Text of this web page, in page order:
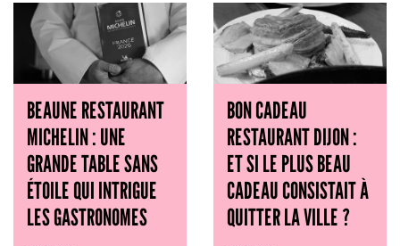
BEAUNE RESTAURANT
MICHELIN : UNE
GRANDE TABLE SANS
ÉTOILE QUI INTRIGUE
LES GASTRONOMES
BON CADEAU
RESTAURANT DIJON :
ET SI LE PLUS BEAU
CADEAU CONSISTAIT À
QUITTER LA VILLE ?